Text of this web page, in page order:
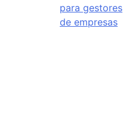
para gestores
de empresas